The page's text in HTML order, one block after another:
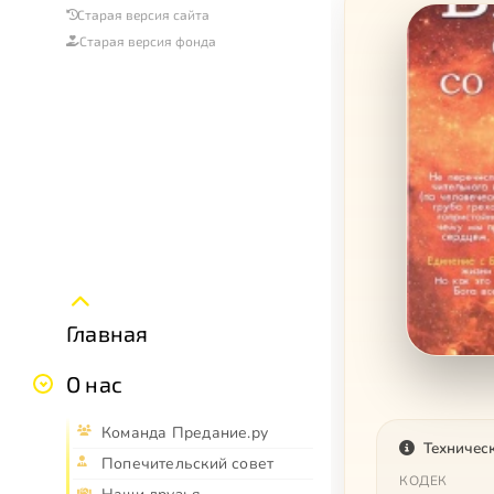
Старая версия сайта
Старая версия фонда
Главная
О нас
Команда Предание.ру
Попечительский совет
КОДЕК